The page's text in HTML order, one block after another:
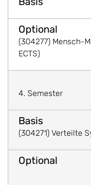
(304277) Mensch-
ECTS)
4. Semester
(304271) Verteilte